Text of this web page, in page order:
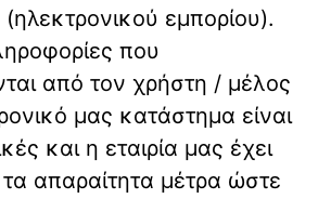
εμπορίου).
που
από τον χρήστη / μέλος
μας κατάστημα είναι
και η εταιρία μας έχει
απαραίτητα μέτρα ώστε